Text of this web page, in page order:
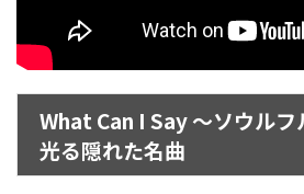
What Can I Say ～ソウル
光る隠れた名曲